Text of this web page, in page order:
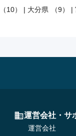
10） | 大分県 （9） |
運営会社・サ
運営会社